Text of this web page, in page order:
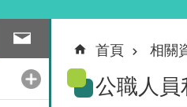
首頁 相關
公職人員